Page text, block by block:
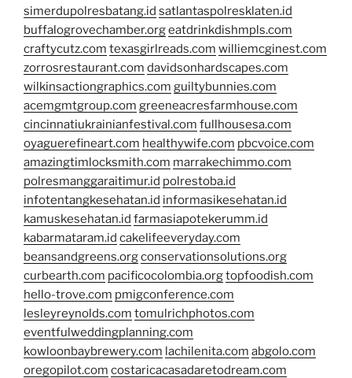
simerdupolresbatang.id satlantaspolresklaten.id
buffalogrovechamber.orgeatdrinkdishmpls.com
craftycutz.com texasgirlreads.com williemcginest.com
zorrosrestaurant.com davidsonhardscapes.com
wilkinsactiongraphics.com guiltybunnies.com
acemgmtgroup.com greeneacresfarmhouse.com
cincinnatiukrainianfestival.com fullhousesa.com
oyaguerefineart.com healthywife.com pbcvoice.com
amazingtimlocksmith.com marrakechimmo.com
polresmanggaraitimur.id polrestoba.id
infotentangkesehatan.id informasikesehatan.id
kamuskesehatan.id farmasiapotekerumm.id
kabarmataram.id cakelifeeveryday.com
beansandgreens.orgconservationsolutions.org
curbearth.com pacificocolombia.orgtopfoodish.com
hello-trove.com pmigconference.com
lesleyreynolds.com tomulrichphotos.com
eventfulweddingplanning.com
kowloonbaybrewery.com lachilenita.com abgolo.com
oregopilot.com costaricacasadaretodream.com